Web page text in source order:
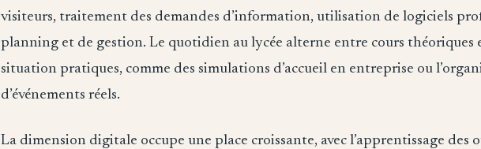
visiteurs, traitement des demandes d’information, utilisation de logiciels
planning et de gestion. Le quotidien au lycée alterne entre cours théoriques
situation pratiques, comme des simulations d’accueil en entreprise ou
d’événements réels.
La dimension digitale occupe une place croissante, avec l’apprentissage des